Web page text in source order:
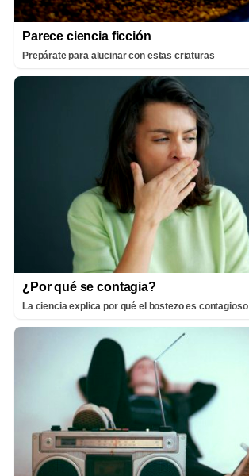
Parece ciencia ficción
Prepárate para alucinar con estas criaturas
¿Por qué se contagia?
La ciencia explica por qué el bostezo es contagioso